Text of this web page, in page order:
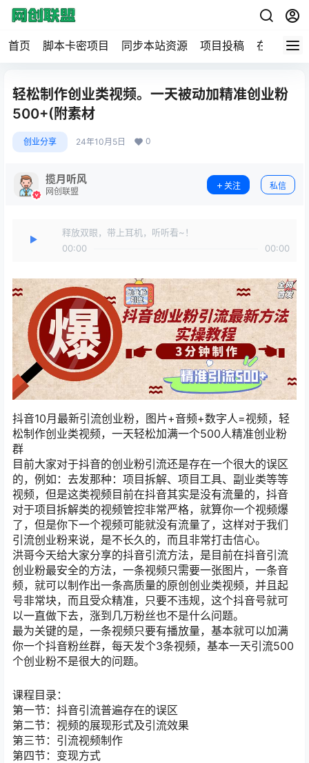
首页 脚本卡密项目 同步本站资源 项目投稿 在线工具
轻松制作创业类视频。一天被动加精准创业粉
500+(附素材
创业分享 24年10月5日 0
揽月听风
网创联盟
关注 私信
释放双眼，带上耳机，听听看~！
00:00
00:00
抖音10月最新引流创业粉，图片+音频+数字人=视频，轻
松制作创业类视频，一天轻松加满一个500人精准创业粉
群
目前大家对于抖音的创业粉引流还是存在一个很大的误区
的，例如：去发那种：项目拆解、项目工具、副业类等等
视频，但是这类视频目前在抖音其实是没有流量的，抖音
对于项目拆解类的视频管控非常严格，就算你一个视频爆
了，但是你下一个视频可能就没有流量了，这样对于我们
引流创业粉来说，是不长久的，而且非常打击信心。
洪哥今天给大家分享的抖音引流方法，是目前在抖音引流
创业粉最安全的方法，一条视频只需要一张图片，一条音
频，就可以制作出一条高质量的原创创业类视频，并且起
号非常块，而且受众精准，只要不违规，这个抖音号就可
以一直做下去，涨到几万粉丝也不是什么问题。
最为关键的是，一条视频只要有播放量，基本就可以加满
你一个抖音粉丝群，每天发个3条视频，基本一天引流500
个创业粉不是很大的问题。
课程目录：
第一节：抖音引流普遍存在的误区
第二节：视频的展现形式及引流效果
第三节：引流视频制作
第四节：变现方式